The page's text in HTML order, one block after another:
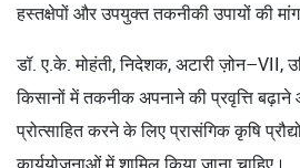
हस्तक्षेपों और उपयुक्त तकनीकी उपायों की
डॉ. ए.के. मोहंती, निदेशक, अटारी ज़ोन–VII,
किसानों में तकनीक अपनाने की प्रवृत्ति
प्रोत्साहित करने के लिए प्रासंगिक कृषि